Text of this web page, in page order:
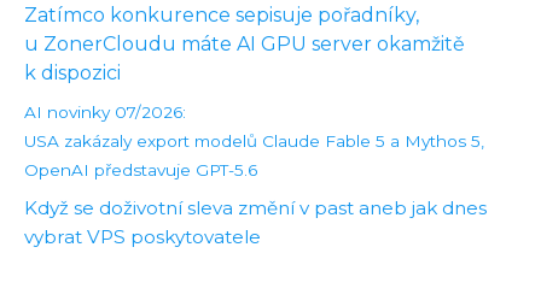
Zatímco konkurence sepisuje pořadníky,
u ZonerCloudu máte AI GPU server okamžitě
k dispozici
AI novinky 07/2026:
USA zakázaly export modelů Claude Fable 5 a Mythos 5,
OpenAI představuje GPT-5.6
Když se doživotní sleva změní v past aneb jak dnes
vybrat VPS poskytovatele